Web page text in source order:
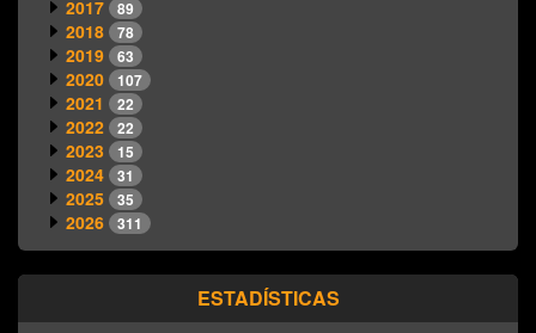
2017 89
2018 78
2019 63
2020 107
2021 22
2022 22
2023 15
2024 31
2025 35
2026 311
ESTADÍSTICAS